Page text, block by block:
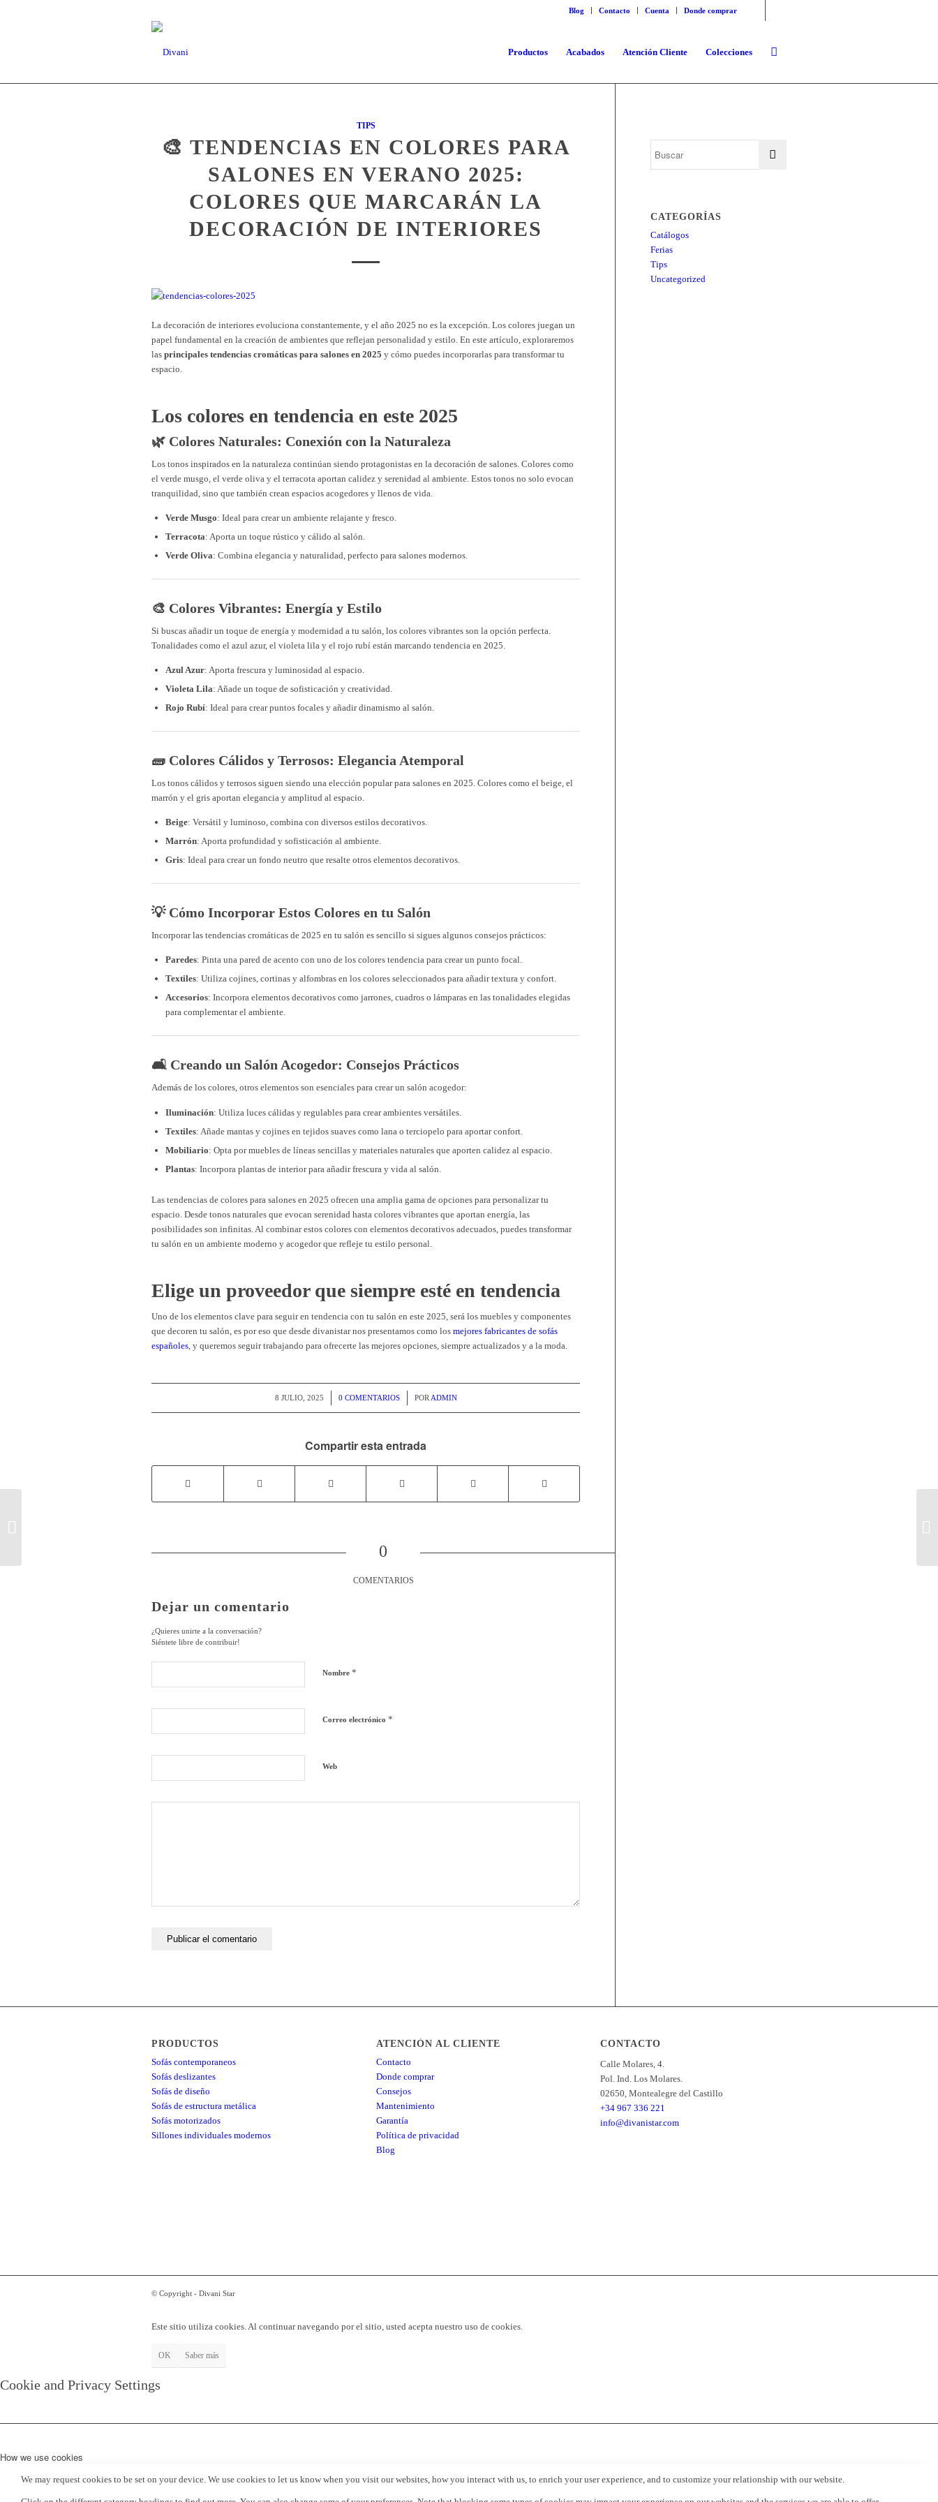
Blog Contacto Cuenta Donde comprar
Productos Acabados Atención Cliente Colecciones
TIPS
🎨 TENDENCIAS EN COLORES PARA
SALONES EN VERANO 2025:
COLORES QUE MARCARÁN LA
DECORACIÓN DE INTERIORES
La decoración de interiores evoluciona constantemente, y el año 2025 no es la excepción. Los colores juegan un
papel fundamental en la creación de ambientes que reflejan personalidad y estilo. En este artículo, exploraremos
las principales tendencias cromáticas para salones en 2025 y cómo puedes incorporarlas para transformar tu
espacio.
Los colores en tendencia en este 2025
🌿 Colores Naturales: Conexión con la Naturaleza
Los tonos inspirados en la naturaleza continúan siendo protagonistas en la decoración de salones. Colores como
el verde musgo, el verde oliva y el terracota aportan calidez y serenidad al ambiente. Estos tonos no solo evocan
tranquilidad, sino que también crean espacios acogedores y llenos de vida.
Verde Musgo: Ideal para crear un ambiente relajante y fresco.
Terracota: Aporta un toque rústico y cálido al salón.
Verde Oliva: Combina elegancia y naturalidad, perfecto para salones modernos.
🎨 Colores Vibrantes: Energía y Estilo
Si buscas añadir un toque de energía y modernidad a tu salón, los colores vibrantes son la opción perfecta.
Tonalidades como el azul azur, el violeta lila y el rojo rubí están marcando tendencia en 2025.
Azul Azur: Aporta frescura y luminosidad al espacio.
Violeta Lila: Añade un toque de sofisticación y creatividad.
Rojo Rubí: Ideal para crear puntos focales y añadir dinamismo al salón.
🧱 Colores Cálidos y Terrosos: Elegancia Atemporal
Los tonos cálidos y terrosos siguen siendo una elección popular para salones en 2025. Colores como el beige, el
marrón y el gris aportan elegancia y amplitud al espacio.
Beige: Versátil y luminoso, combina con diversos estilos decorativos.
Marrón: Aporta profundidad y sofisticación al ambiente.
Gris: Ideal para crear un fondo neutro que resalte otros elementos decorativos.
💡 Cómo Incorporar Estos Colores en tu Salón
Incorporar las tendencias cromáticas de 2025 en tu salón es sencillo si sigues algunos consejos prácticos:
Paredes: Pinta una pared de acento con uno de los colores tendencia para crear un punto focal.
Textiles: Utiliza cojines, cortinas y alfombras en los colores seleccionados para añadir textura y confort.
Accesorios: Incorpora elementos decorativos como jarrones, cuadros o lámparas en las tonalidades elegidas
para complementar el ambiente.
🛋️ Creando un Salón Acogedor: Consejos Prácticos
Además de los colores, otros elementos son esenciales para crear un salón acogedor:
Iluminación: Utiliza luces cálidas y regulables para crear ambientes versátiles.
Textiles: Añade mantas y cojines en tejidos suaves como lana o terciopelo para aportar confort.
Mobiliario: Opta por muebles de líneas sencillas y materiales naturales que aporten calidez al espacio.
Plantas: Incorpora plantas de interior para añadir frescura y vida al salón.
Las tendencias de colores para salones en 2025 ofrecen una amplia gama de opciones para personalizar tu
espacio. Desde tonos naturales que evocan serenidad hasta colores vibrantes que aportan energía, las
posibilidades son infinitas. Al combinar estos colores con elementos decorativos adecuados, puedes transformar
tu salón en un ambiente moderno y acogedor que refleje tu estilo personal.
Elige un proveedor que siempre esté en tendencia
Uno de los elementos clave para seguir en tendencia con tu salón en este 2025, será los muebles y componentes
que decoren tu salón, es por eso que desde divanistar nos presentamos como los mejores fabricantes de sofás
españoles , y queremos seguir trabajando para ofrecerte las mejores opciones, siempre actualizados y a la moda.
8 JULIO, 2025
/ 0 COMENTARIOS
/ POR ADMIN
Compartir esta entrada
0
COMENTARIOS
Dejar un comentario
¿Quieres unirte a la conversación?
Siéntete libre de contribuir!
Nombre *
Correo electrónico *
Web
CATEGORÍAS
Catálogos
Ferias
Tips
Uncategorized
PRODUCTOS
Sofás contemporaneos
Sofás deslizantes
Sofás de diseño
Sofás de estructura metálica
Sofás motorizados
Sillones individuales modernos
ATENCIÓN AL CLIENTE
Contacto
Donde comprar
Consejos
Mantenimiento
Garantía
Política de privacidad
Blog
CONTACTO
Calle Molares, 4.
Pol. Ind. Los Molares.
02650, Montealegre del Castillo
+34 967 336 221
info@divanistar.com
© Copyright - Divani Star
Este sitio utiliza cookies. Al continuar navegando por el sitio, usted acepta nuestro uso de cookies.
OK Saber más
Cookie and Privacy Settings
How we use cookies
We may request cookies to be set on your device. We use cookies to let us know when you visit our websites, how you interact with us, to enrich your user experience, and to customize your relationship with our website.